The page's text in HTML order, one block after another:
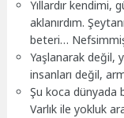
Yıllardır kendimi,
aklanırdım.
beteri…
Yaşlanarak değil,
insanları değil,
Şu koca dünyada
Varlık ile yokluk